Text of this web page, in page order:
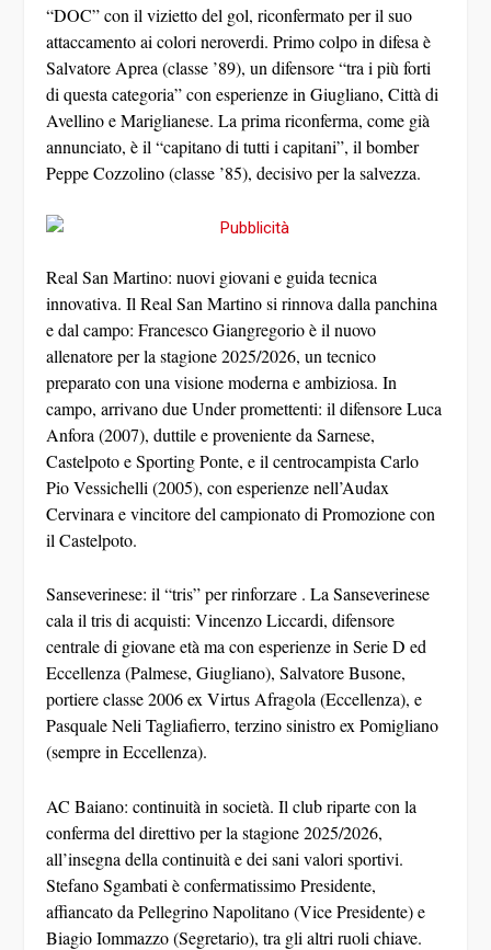
“DOC” con il vizietto del gol, riconfermato per il suo
attaccamento ai colori neroverdi. Primo colpo in difesa è
Salvatore Aprea (classe ’89), un difensore “tra i più forti
di questa categoria” con esperienze in Giugliano, Città di
Avellino e Mariglianese. La prima riconferma, come già
annunciato, è il “capitano di tutti i capitani”, il bomber
Peppe Cozzolino(classe ’85), decisivo per la salvezza.
Real San Martino: nuovi giovani e guida tecnica
innovativa. Il Real San Martinosi rinnova dalla panchina
e dal campo:Francesco Giangregorioè il nuovo
allenatore per la stagione 2025/2026, un tecnico
preparato con una visione moderna e ambiziosa. In
campo, arrivano due Under promettenti: il difensoreLuca
Anfora (2007), duttile e proveniente da Sarnese,
Castelpoto e Sporting Ponte, e il centrocampistaCarlo
Pio Vessichelli (2005), con esperienze nell’Audax
Cervinara e vincitore del campionato di Promozione con
il Castelpoto.
Sanseverinese: il “tris” per rinforzare . La Sanseverinese
cala il tris di acquisti:Vincenzo Liccardi, difensore
centrale di giovane età ma con esperienze in Serie D ed
Eccellenza (Palmese, Giugliano),Salvatore Busone,
portiere classe 2006 ex Virtus Afragola (Eccellenza), e
Pasquale Neli Tagliafierro, terzino sinistro ex Pomigliano
(sempre in Eccellenza).
AC Baiano: continuità in società. Il club riparte con la
conferma del direttivo per la stagione 2025/2026,
all’insegna della continuità e dei sani valori sportivi.
Stefano Sgambati è confermatissimo Presidente,
affiancato da Pellegrino Napolitano (Vice Presidente) e
Biagio Iommazzo (Segretario), tra gli altri ruoli chiave.